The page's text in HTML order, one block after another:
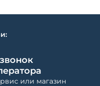
или магазин